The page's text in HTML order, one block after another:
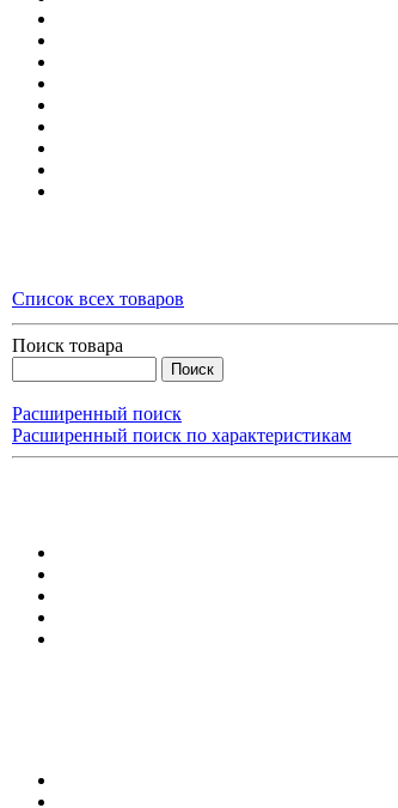
Список всех товаров
Поиск товара
Расширенный поиск
Расширенный поиск по характеристикам